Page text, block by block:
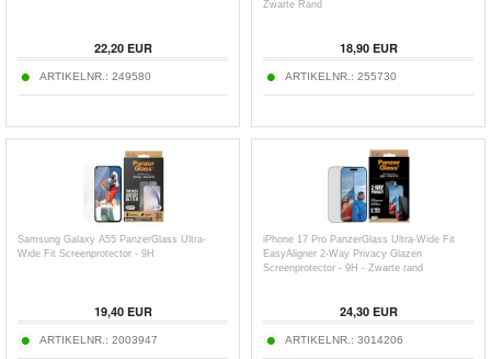
22,20EUR
ARTIKELNR.: 249580
Zwarte Rand
18,90EUR
ARTIKELNR.: 255730
Samsung Galaxy A55 PanzerGlass Ultra-
Wide Fit Screenprotector - 9H
19,40EUR
ARTIKELNR.: 2003947
iPhone 17 Pro PanzerGlass Ultra-Wide Fit
EasyAligner 2-Way Privacy Glazen
Screenprotector - 9H - Zwarte rand
24,30EUR
ARTIKELNR.: 3014206